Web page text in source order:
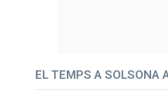
EL TEMPS A SOLSONA